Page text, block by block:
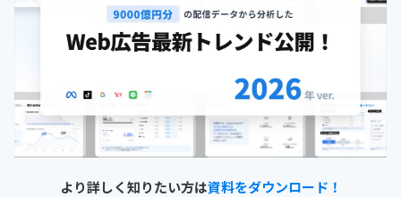
より詳しく知りたい方は資料をダウンロード！